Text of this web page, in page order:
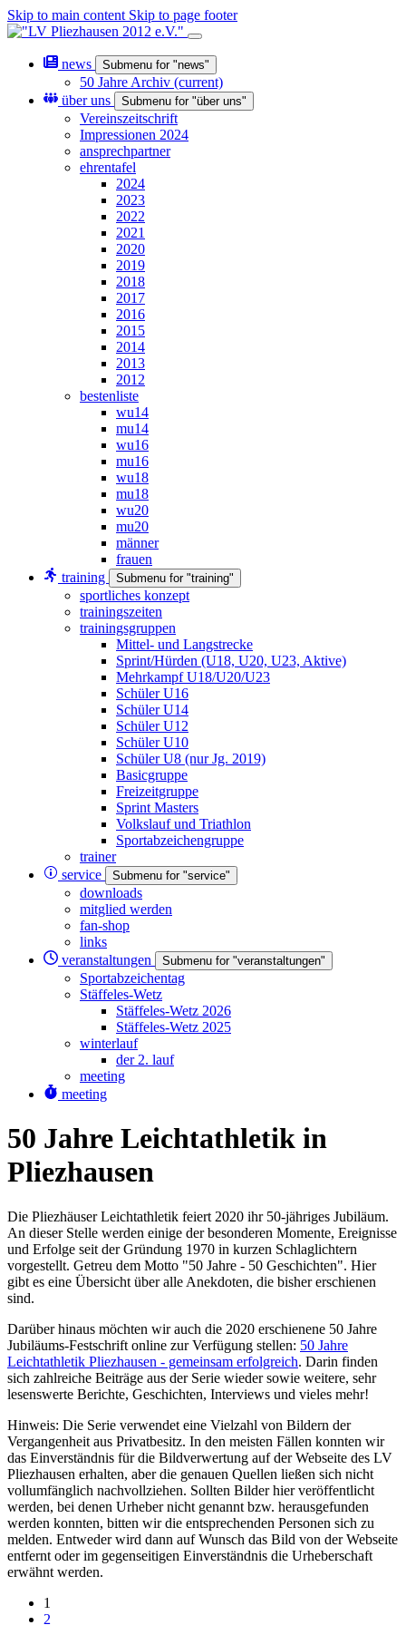
Skip to main content Skip to page footer
news Submenu for "news"
50 Jahre Archiv (current)
über uns
Submenu for "über uns"
Vereinszeitschrift
Impressionen 2024
ansprechpartner
ehrentafel
2024
2023
2022
2021
2020
2019
2018
2017
2016
2015
2014
2013
2012
bestenliste
wu14
mu14
wu16
mu16
wu18
mu18
wu20
mu20
männer
frauen
training
Submenu for "training"
sportliches konzept
trainingszeiten
trainingsgruppen
Mittel- und Langstrecke
Sprint/Hürden (U18, U20, U23, Aktive)
Mehrkampf U18/U20/U23
Schüler U16
Schüler U14
Schüler U12
Schüler U10
Schüler U8 (nur Jg. 2019)
Basicgruppe
Freizeitgruppe
Sprint Masters
Volkslauf und Triathlon
Sportabzeichengruppe
trainer
service
Submenu for "service"
downloads
mitglied werden
fan-shop
links
veranstaltungen
Submenu for "veranstaltungen"
Sportabzeichentag
Stäffeles-Wetz
Stäffeles-Wetz 2026
Stäffeles-Wetz 2025
winterlauf
der 2. lauf
meeting
meeting
50 Jahre Leichtathletik in
Pliezhausen
Die Pliezhäuser Leichtathletik feiert 2020 ihr 50-jähriges Jubiläum.
An dieser Stelle werden einige der besonderen Momente, Ereignisse
und Erfolge seit der Gründung 1970 in kurzen Schlaglichtern
vorgestellt. Getreu dem Motto "50 Jahre - 50 Geschichten". Hier
gibt es eine Übersicht über alle Anekdoten, die bisher erschienen
sind.
Darüber hinaus möchten wir auch die 2020 erschienene 50 Jahre
Jubiläums-Festschrift online zur Verfügung stellen: 50 Jahre
Leichtathletik Pliezhausen - gemeinsam erfolgreich. Darin finden
sich zahlreiche Beiträge aus der Serie wieder sowie weitere, sehr
lesenswerte Berichte, Geschichten, Interviews und vieles mehr!
Hinweis: Die Serie verwendet eine Vielzahl von Bildern der
Vergangenheit aus Privatbesitz. In den meisten Fällen konnten wir
das Einverständnis für die Bildverwertung auf der Webseite des LV
Pliezhausen erhalten, aber die genauen Quellen ließen sich nicht
vollumfänglich nachvollziehen. Sollten Bilder hier veröffentlicht
werden, bei denen Urheber nicht genannt bzw. herausgefunden
werden konnten, bitten wir die entsprechenden Personen sich zu
melden. Entweder wird dann auf Wunsch das Bild von der Webseite
entfernt oder im gegenseitigen Einverständnis die Urheberschaft
erwähnt werden.
1
2